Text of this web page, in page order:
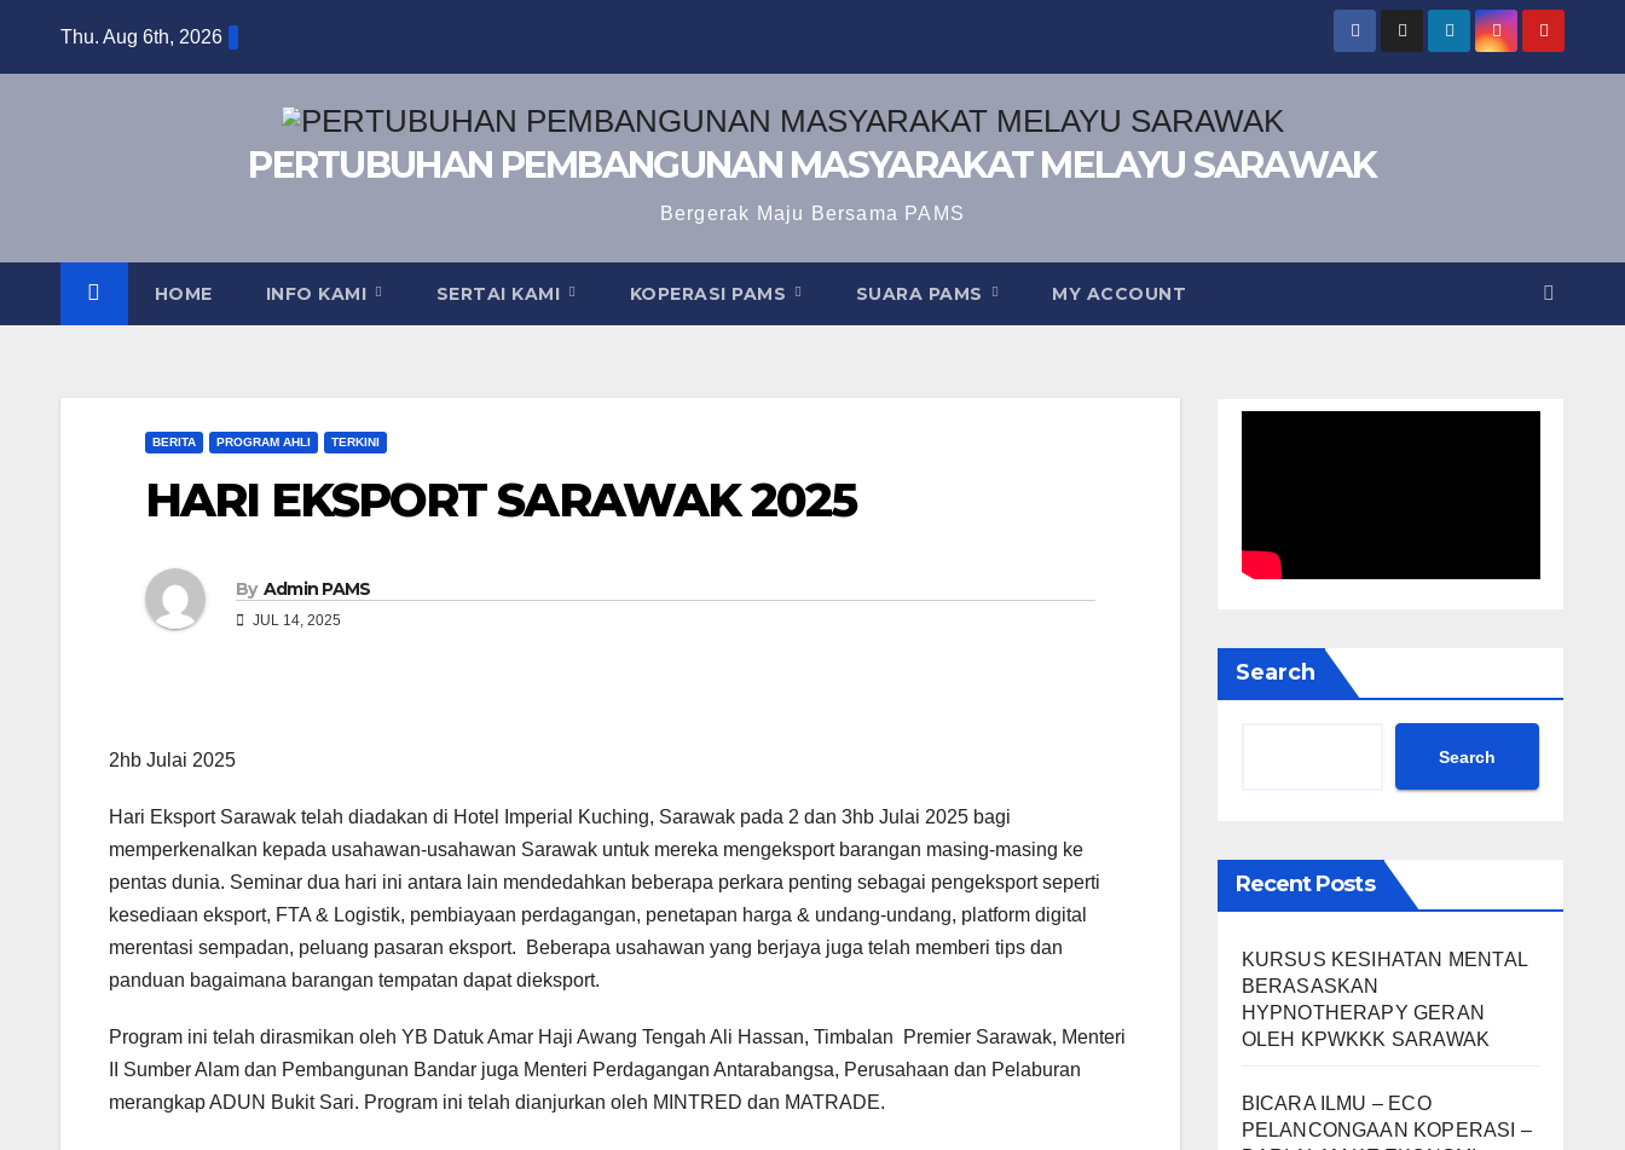
Thu. Aug 6th, 2026
PERTUBUHAN PEMBANGUNAN MASYARAKAT MELAYU SARAWAK
Bergerak Maju Bersama PAMS
HOME INFO KAMI SERTAI KAMI KOPERASI PAMS SUARA PAMS MY ACCOUNT
BERITA PROGRAM AHLI TERKINI
HARI EKSPORT SARAWAK 2025
By Admin PAMS
JUL 14, 2025
2hb Julai 2025
Hari Eksport Sarawak telah diadakan di Hotel Imperial Kuching, Sarawak pada 2 dan 3hb Julai 2025 bagi
memperkenalkan kepada usahawan-usahawan Sarawak untuk mereka mengeksport barangan masing-masing ke
pentas dunia. Seminar dua hari ini antara lain mendedahkan beberapa perkara penting sebagai pengeksport seperti
kesediaan eksport, FTA & Logistik, pembiayaan perdagangan, penetapan harga & undang-undang, platform digital
merentasi sempadan, peluang pasaran eksport. Beberapa usahawan yang berjaya juga telah memberi tips dan
panduan bagaimana barangan tempatan dapat dieksport.
Program ini telah dirasmikan oleh YB Datuk Amar Haji Awang Tengah Ali Hassan, Timbalan Premier Sarawak, Menteri
II Sumber Alam dan Pembangunan Bandar juga Menteri Perdagangan Antarabangsa, Perusahaan dan Pelaburan
merangkap ADUN Bukit Sari. Program ini telah dianjurkan oleh MINTRED dan MATRADE.
Search
Search
Recent Posts
KURSUS KESIHATAN MENTAL
BERASASKAN
HYPNOTHERAPY GERAN
OLEH KPWKKK SARAWAK
BICARA ILMU – ECO
PELANCONGAAN KOPERASI –